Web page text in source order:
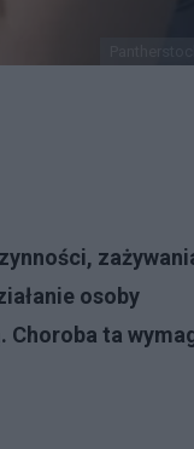
osoby
Choroba ta